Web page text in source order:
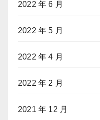
2022 年 6 月
2022 年 5 月
2022 年 4 月
2022 年 2 月
2021 年 12 月